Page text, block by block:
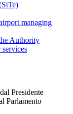
managing
Authority
Presidente
Parlamento